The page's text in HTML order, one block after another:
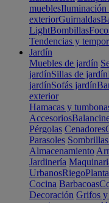
mueblesIluminación
exteriorGuirnaldas
LightBombillas
Tendencias y
Jardín
Muebles de jardín
jardínSillas de jardín
jardínSofás jardín
exterior
Hamacas y
Accesorios
Pérgolas Cenadores
Parasoles Sombrillas
Almacenamiento
Jardinería
UrbanosRiego
Cocina Barbacoas
Decoración Grifos y